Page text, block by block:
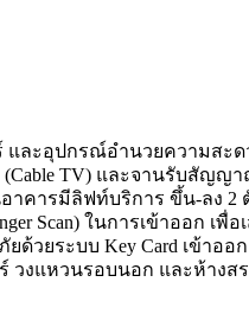
และอุปกรณ์อำนวยความสะ
(Cable TV) และจานรับสัญ
ารมีลิฟท์บริการ ขึ้น-ลง 2
Scan) ในการเข้าออก เพื่
วยระบบ Key Card เข้าออ
งแหวนรอบนอก และห้างส